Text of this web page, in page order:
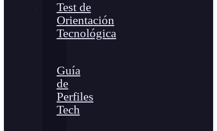
Test de
Orientación
Tecnológica
Guía
de
Perfiles
Tech